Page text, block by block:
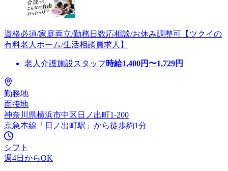
資格必須/家庭両立/勤務日数応相談/お休み調整可【ツクイの
有料老人ホーム/生活相談員求人】
老人介護施設スタッフ 時給1,400円〜1,729円
勤務地
面接地
神奈川県横浜市中区日ノ出町1-200
京急本線「日ノ出町駅」から徒歩約1分
シフト
週4日からOK